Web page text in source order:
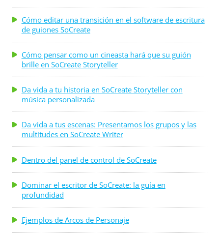
Cómo editar una transición en el software de escritura
de guiones SoCreate
Cómo pensar como un cineasta hará que su guión
brille en SoCreate Storyteller
Da vida a tu historia en SoCreate Storyteller con
música personalizada
Da vida a tus escenas: Presentamos los grupos y las
multitudes en SoCreate Writer
Dentro del panel de control de SoCreate
Dominar el escritor de SoCreate: la guía en
profundidad
Ejemplos de Arcos de Personaje